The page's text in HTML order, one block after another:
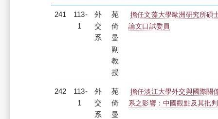
241
113-
1
外
交
系
苑
倚
曼
副
教
授
擔任文藻大學歐洲研究所碩
論文口試委員
242
113-
1
外
交
系
苑
倚
曼
擔任淡江大學外交與國際關
系之影響：中國觀點及其批